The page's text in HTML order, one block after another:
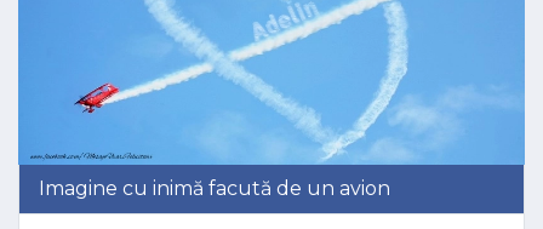
Imagine cu inimă facută de un avion